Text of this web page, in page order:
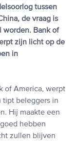
tussen
de vraag is
worden. Bank of
zijn licht op de
in
of America, werpt
tipt beleggers in
Hij maakte een
hebben
zullen blijven